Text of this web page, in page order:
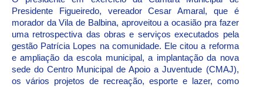
Presidente Figueiredo, vereador Cesar Amaral, que é
morador da Vila de Balbina, aproveitou a ocasião pra fazer
uma retrospectiva das obras e serviços executados pela
gestão Patrícia Lopes na comunidade. Ele citou a reforma
e ampliação da escola municipal, a implantação da nova
sede do Centro Municipal de Apoio a Juventude (CMAJ),
os vários projetos de recreação, esporte e lazer, como